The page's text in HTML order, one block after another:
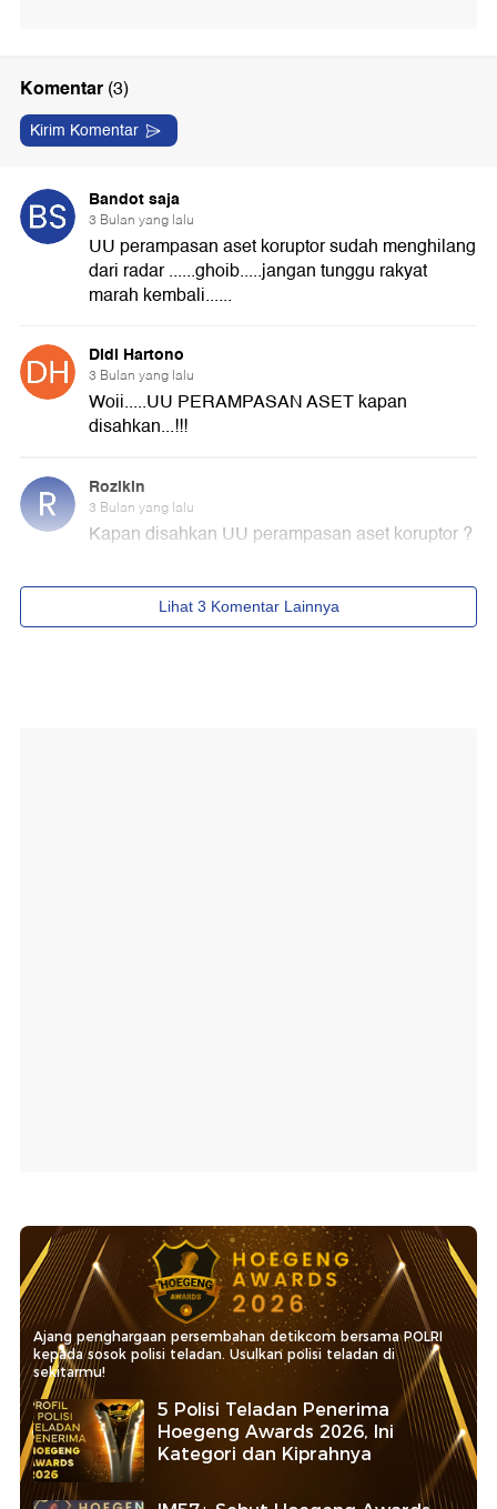
Ajang penghargaan persembahan detikcom bersama POLRI
kepada sosok polisi teladan. Usulkan polisi teladan di
sekitarmu!
5 Polisi Teladan Penerima
Hoegeng Awards 2026, Ini
Kategori dan Kiprahnya